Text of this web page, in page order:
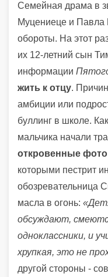
Семейная драма в
Муцениеце и Павла
обороты. На этот
их 12-летний сын
информации
жить к отцу.
амбиции или
буллинг в школе.
мальчика начали
откровенные фото
которыми пестрит
обозревательница
масла в огонь:
обсуждают,
одноклассники, и
хрупкая, это не
другой стороны -